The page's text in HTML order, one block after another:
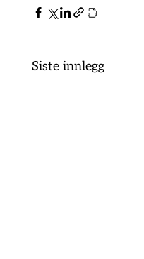
Siste innlegg